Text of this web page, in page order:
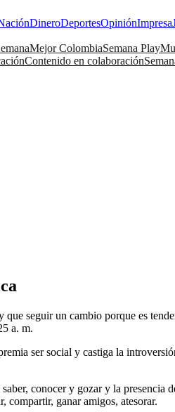
DineroDeportesOpiniónImpresa
Mejor ColombiaSemana Play
Contenido en colaboración
seguir un cambio porque es
a. m.
ser social y castiga la
conocer y gozar y la presencia
compartir, ganar amigos, atesorar.